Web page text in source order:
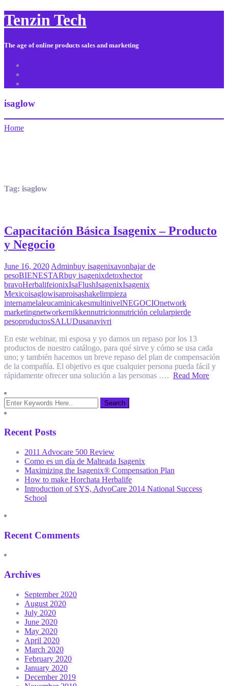
Tenzin Tech
The age of online products sales and marketing
isaglow
Home
Tag: isaglow
Capacitación Básica Isagenix – Producto
y Negocio
June 16, 2020 Adminbuy isagenixavonbajar de
pesoBIENESTARbuy isagenixdetoxhector
bravoHerbalifeionixIsaFlushIsagenixIsagenix
Mexicoisaglowisaproisashakelimpieza
internamelaleucaminicakesmultinivelNEGOCIOnetwork
marketingnetworkernikkennutricionnutrición celularpierde
pesoproductosSALUDusanavivri
En este webinar, mi esposa y yo damos un repaso por los 13
productos de nuestro catálogo, para qué sirve y cómo se usa cada
uno; y también hacemos un breve repaso del plan de compensación
de la compañía. El objetivo es que cualquier persona pueda fácil y
rápidamente ofrecer una solución a las personas …. Read More
Recent Posts
2011 Advocare 500 Review
Como es un día de Malteada Isagenix
Maximizing the Isagenix® Compensation Plan
How to make Horchata Herbalife
Introduction of SYS, AdvoCare 2014 National Success
School
Recent Comments
Archives
September 2020
August 2020
July 2020
June 2020
May 2020
April 2020
March 2020
February 2020
January 2020
December 2019